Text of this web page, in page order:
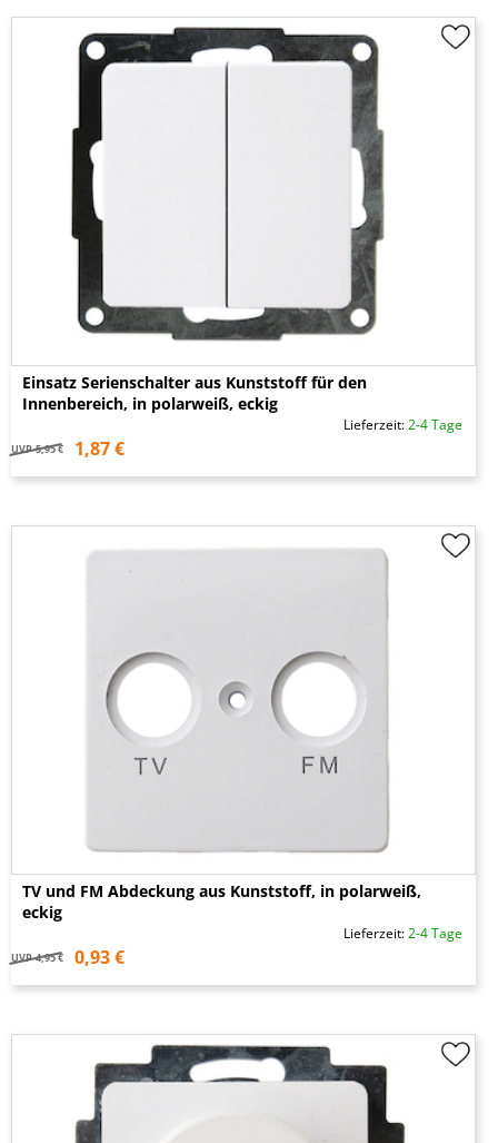
Einsatz Serienschalter aus Kunststoff für den
Innenbereich, in polarweiß, eckig
Lieferzeit:2-4 Tage
UVP 5,95 € 1,87 €
TV und FM Abdeckung aus Kunststoff, in polarweiß,
eckig
Lieferzeit:2-4 Tage
UVP 4,95 € 0,93 €